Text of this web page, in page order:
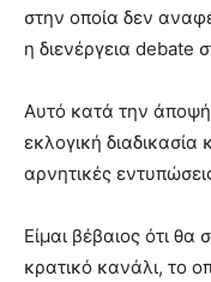
στην οποία δεν
η διενέργεια debate
Αυτό κατά την
εκλογική διαδικασία
αρνητικές
Είμαι βέβαιος ότι θα
κρατικό κανάλι, το